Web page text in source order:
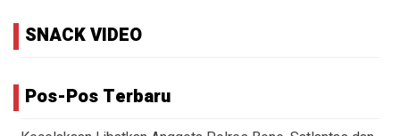
SNACK VIDEO
Pos-Pos Terbaru